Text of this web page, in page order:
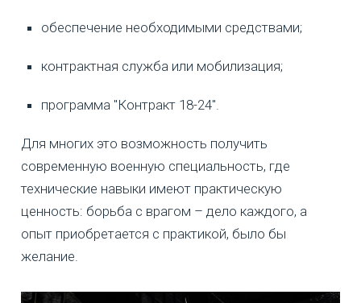
обеспечение необходимыми средствами;
контрактная служба или мобилизация;
программа "Контракт 18-24".
Для многих это возможность получить
современную военную специальность, где
технические навыки имеют практическую
ценность: борьба с врагом – дело каждого, а
опыт приобретается с практикой, было бы
желание.